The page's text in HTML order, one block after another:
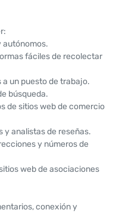
autónomos.
fáciles de recolectar
un puesto de trabajo.
búsqueda.
de sitios web de comercio
y analistas de reseñas.
y números de
web de asociaciones
conexión y